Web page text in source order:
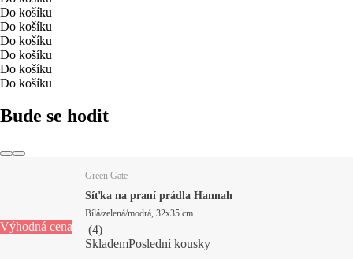
Do košíku
Do košíku
Do košíku
Do košíku
Do košíku
Do košíku
Bude se hodit
Výhodná cena
Green Gate
Síťka na praní prádla Hannah
Bílá/zelená/modrá, 32x35 cm
(4)
SklademPoslední kousky